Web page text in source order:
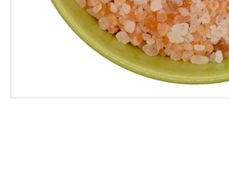
Натуральна косметика
Сухе молоко
Сублімована їжа
Крупи, насіння, бобові